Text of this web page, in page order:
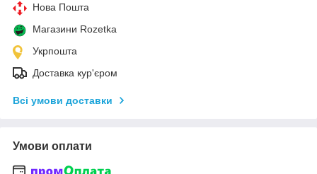
Нова Пошта
Магазини Rozetka
Укрпошта
Доставка кур'єром
Всі умови доставки
Умови оплати